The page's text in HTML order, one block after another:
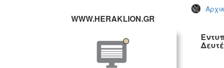
WWW.HERAKLION.GR